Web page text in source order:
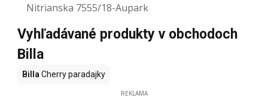
Nitrianska 7555/18-Aupark
Vyhľadávané produkty v obchodoch
Billa
Billa Cherry paradajky
REKLAMA